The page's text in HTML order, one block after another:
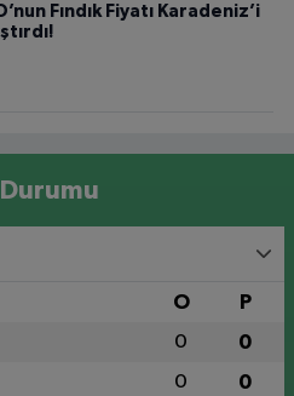
Fındık Fiyatı Karadeniz’i
O P
0 0
0 0